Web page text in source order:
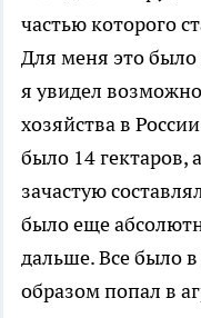
частью которого
Для меня это
я увидел
хозяйства в
было 14 гектаров,
зачастую
было еще
дальше. Все было
образом попал в